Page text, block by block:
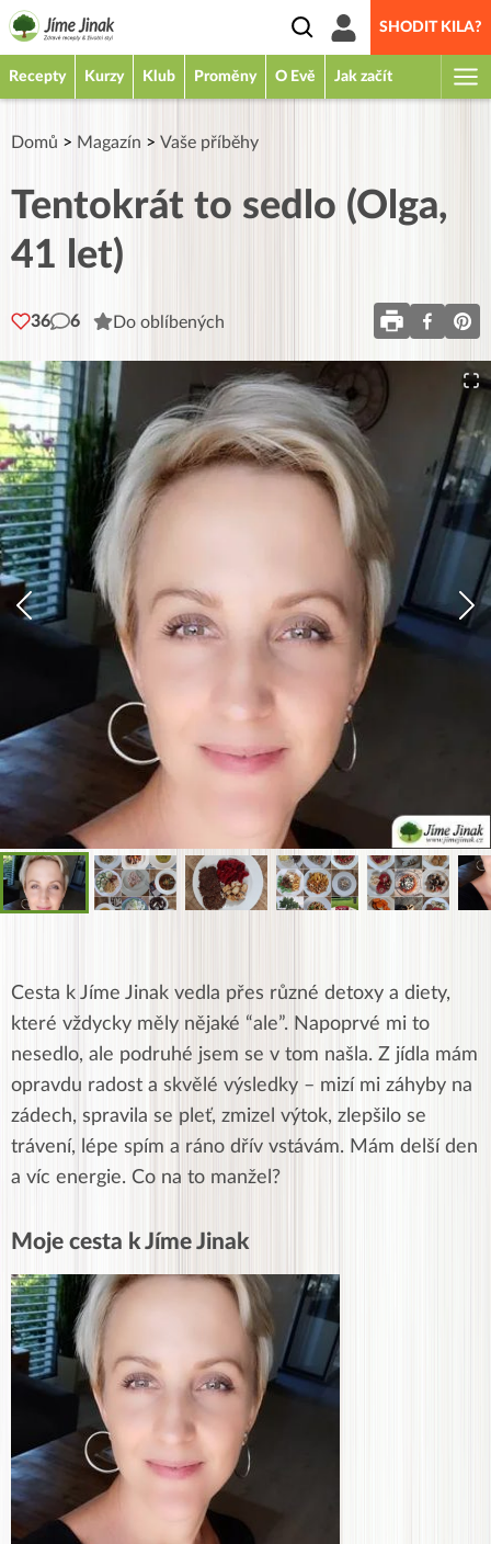
SHODIT KILA?
Recepty Kurzy Klub Proměny O Evě Jak začít
Domů > Magazín > Vaše příběhy
Tentokrát to sedlo (Olga,
41 let)
36 6 Do oblíbených
Cesta k Jíme Jinak vedla přes různé detoxy a diety,
které vždycky měly nějaké “ale”. Napoprvé mi to
nesedlo, ale podruhé jsem se v tom našla. Z jídla mám
opravdu radost a skvělé výsledky – mizí mi záhyby na
zádech, spravila se pleť, zmizel výtok, zlepšilo se
trávení, lépe spím a ráno dřív vstávám. Mám delší den
a víc energie. Co na to manžel?
Moje cesta k Jíme Jinak